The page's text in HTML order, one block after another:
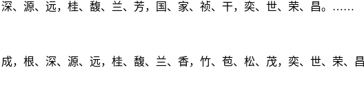
、源、远，桂、馥、兰、芳，国、家、祯、干，奕、世、荣、昌。……
，根、深、源、远，桂、馥、兰、香，竹、苞、松、茂，奕、世、荣